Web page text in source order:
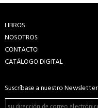
LIBROS
NOSOTROS
CONTACTO
CATÁLOGO DIGITAL
Suscríbase a nuestro Newsletter